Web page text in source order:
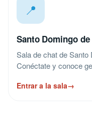
📍
Santo Domingo
Sala de chat de
Conéctate y conoce
Entrar a la sala→